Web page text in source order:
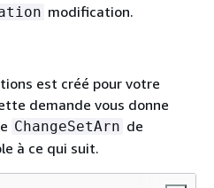
modification.
est créé pour votre
demande vous donne
ChangeSetArn de
à ce qui suit.